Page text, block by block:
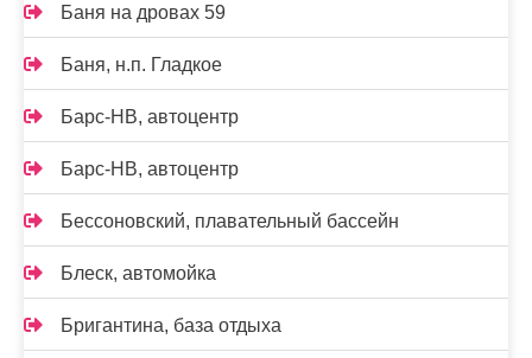
Баня на дровах 59
Баня, н.п. Гладкое
Барс-НВ, автоцентр
Барс-НВ, автоцентр
Бессоновский, плавательный бассейн
Блеск, автомойка
Бригантина, база отдыха